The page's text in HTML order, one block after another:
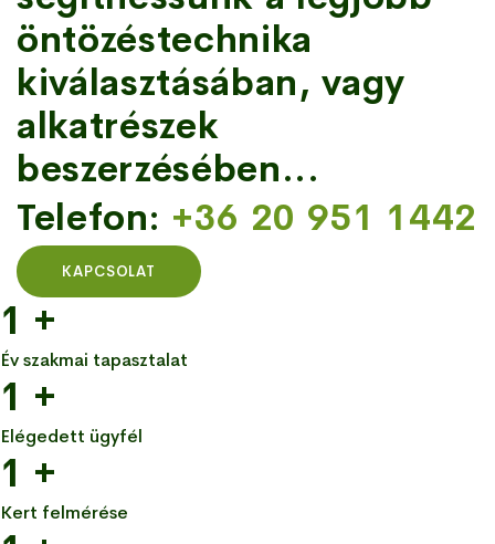
öntözéstechnika
kiválasztásában, vagy
alkatrészek
beszerzésében...
Telefon: +36 20 951 1442
KAPCSOLAT
1 +
Év szakmai tapasztalat
1 +
Elégedett ügyfél
1 +
Kert felmérése